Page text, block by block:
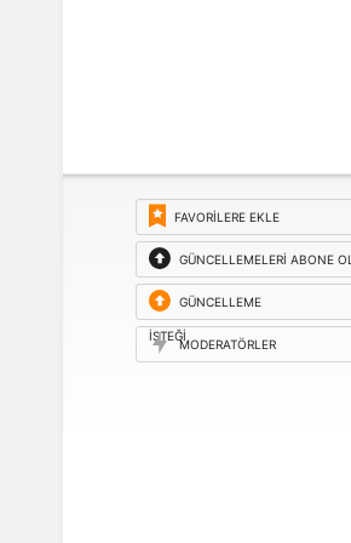
FAVORILERE EKLE
GÜNCELLEMELERI ABONE OL
GÜNCELLEME
ISTEĞI
MODERATÖRLER